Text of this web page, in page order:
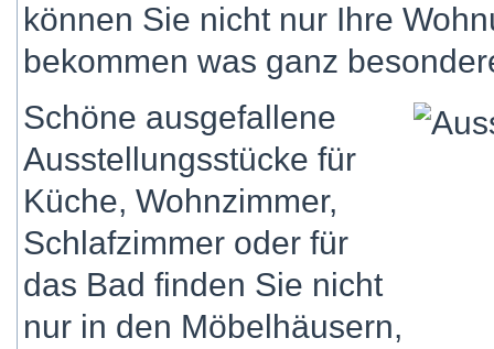
können Sie nicht nur Ihre
bekommen was ganz
Schöne ausgefallene
Ausstellungsstücke für
Küche, Wohnzimmer,
Schlafzimmer oder für
das Bad finden Sie nicht
nur in den Möbelhäusern,